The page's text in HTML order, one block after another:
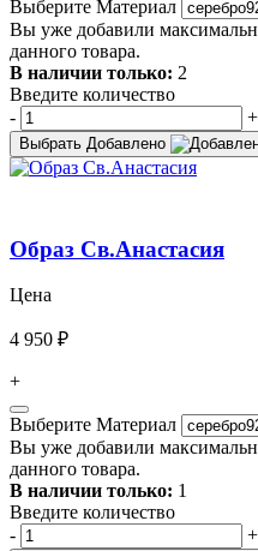
Выберите Материал
Вы уже добавили
данного товара.
В наличии только: 2
Введите количество
-
+
Выбрать Добавлено
Образ Св.Анастасия
Цена
4 950 ₽
+
Выберите Материал
Вы уже добавили
данного товара.
В наличии только: 1
Введите количество
-
+